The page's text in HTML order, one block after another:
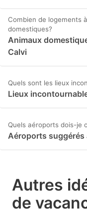
Combien de logements
domestiques?
Animaux
Calvi
Quels sont les lieux
Lieux
Quels aéroports dois-je
Aéroports suggérés
Autres
de